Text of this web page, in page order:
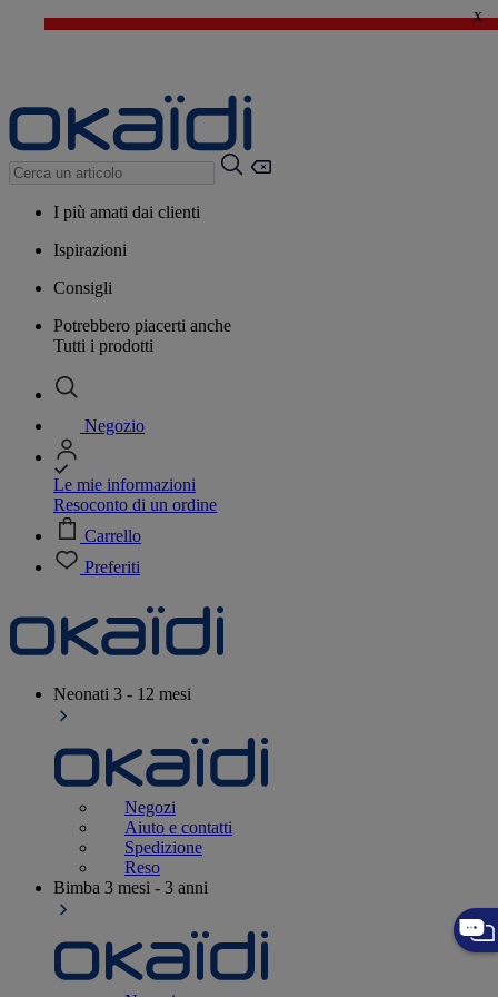
🔥SALDI : Ancora più prodotti fino al -60%*>
x
I più amati dai clienti
Ispirazioni
Consigli
Potrebbero piacerti anche
Tutti i prodotti
Negozio
Le mie informazioni
Resoconto di un ordine
Carrello
Preferiti
Neonati 3 - 12 mesi
Negozi
Aiuto e contatti
Spedizione
Reso
Bimba 3 mesi - 3 anni